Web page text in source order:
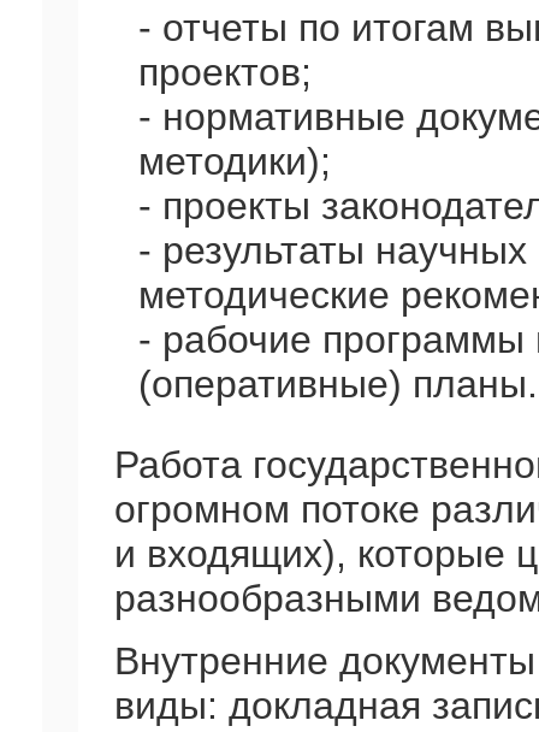
- отчеты по итогам
проектов;
- нормативные
методики);
- проекты
- результаты
методические
- рабочие программы
(оперативные) планы.
Работа
огромном потоке
и входящих), которые
разнообразными
Внутренние
виды: докладная